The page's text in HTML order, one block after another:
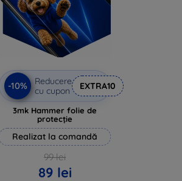
-10%
Reducere
cu cupon
EXTRA10
3mk Hammer folie de
protecție
Realizat la comandă
99 lei
89 lei